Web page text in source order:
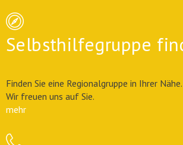
Selbsthilfegruppe
Finden Sie eine Regionalgruppe in Ihrer Nähe.
Wir freuen uns auf Sie.
mehr